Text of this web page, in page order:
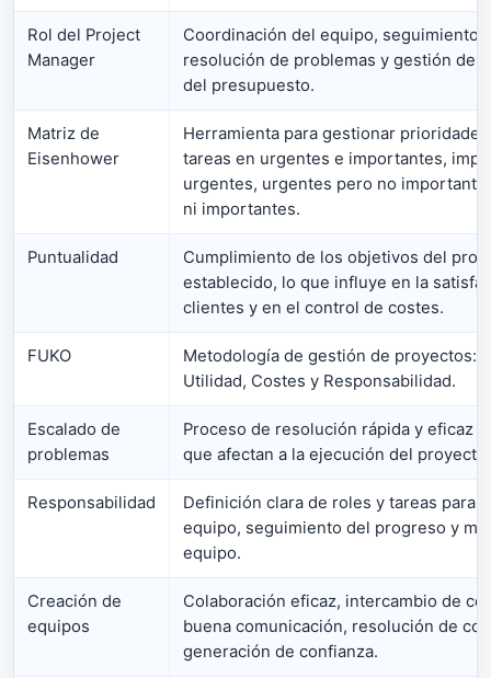
Rol del Project
Manager
Coordinación del equipo, seguimiento
resolución de problemas y gestión de
del presupuesto.
Matriz de
Eisenhower
Herramienta para gestionar
tareas en urgentes e importantes,
urgentes, urgentes pero no
ni importantes.
Puntualidad
Cumplimiento de los objetivos del
establecido, lo que influye en la
clientes y en el control de costes.
FUKO
Metodología de gestión de proyectos:
Utilidad, Costes y Responsabilidad.
Escalado de
problemas
Proceso de resolución rápida y eficaz
que afectan a la ejecución del proyecto.
Responsabilidad
Definición clara de roles y tareas para
equipo, seguimiento del progreso y
equipo.
Creación de
equipos
Colaboración eficaz, intercambio de
buena comunicación, resolución de
generación de confianza.